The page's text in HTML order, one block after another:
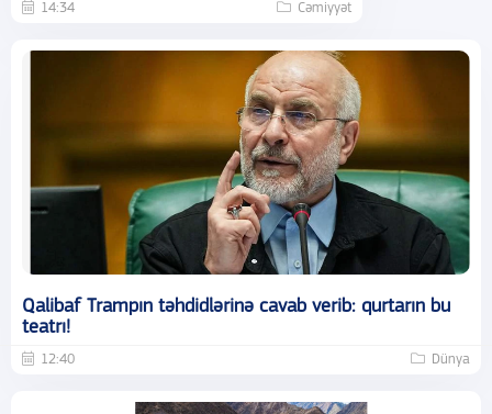
14:34 Cəmiyyət
Qalibaf Trampın təhdidlərinə cavab verib: qurtarın bu
teatrı!
12:40 Dünya